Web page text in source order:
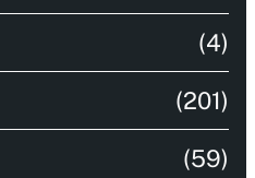
(4)
(201)
(59)